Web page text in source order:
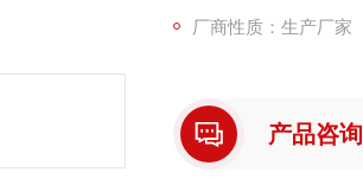
厂商性质：生产厂家
产品咨询